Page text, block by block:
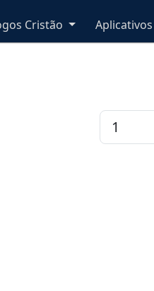
Cristão Aplicativos